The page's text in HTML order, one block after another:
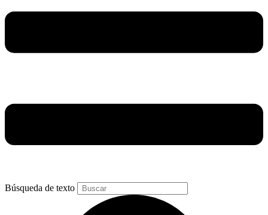
Búsqueda de texto